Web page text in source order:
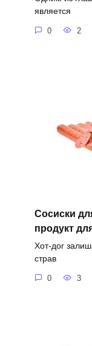
является
0 2
Сосиски
продукт
Хот-дог
страв
0 3